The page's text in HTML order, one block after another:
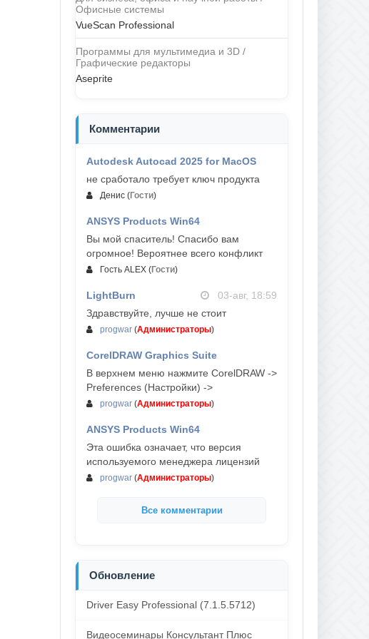
Офисные системы
VueScan Professional
Программы для мультимедиа и 3D /
Графические редакторы
Aseprite
Комментарии
Autodesk Autocad 2025 for MacOS
не сработало требует ключ продукта
Денис (Гости)
ANSYS Products Win64
Вы мой спаситель! Спасибо вам
огромное! Вероятнее всего конфликт
Гость ALEX (Гости)
LightBurn
03-авг, 18:59
Здравствуйте, лучше не стоит
progwar (Администраторы)
CorelDRAW Graphics Suite
03-авг, 18:58
В верхнем меню нажмите CorelDRAW ->
Preferences (Настройки) ->
progwar (Администраторы)
ANSYS Products Win64
Эта ошибка означает, что версия
используемого менеджера лицензий
progwar (Администраторы)
Все комментарии
Обновление
Driver Easy Professional (7.1.5.5712)
Видеосеминары Консультант Плюс